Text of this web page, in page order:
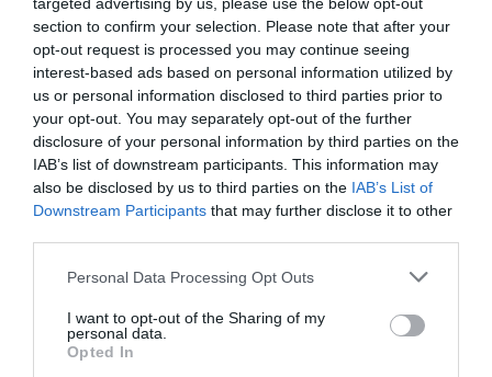
section to confirm your selection. Please note that after your
opt-out request is processed you may continue seeing
interest-based ads based on personal information utilized by
us or personal information disclosed to third parties prior to
your opt-out. You may separately opt-out of the further
disclosure of your personal information by third parties on the
IAB’s list of downstream participants. This information may
also be disclosed by us to third parties on the IAB’s List of
Downstream Participants that may further disclose it to other
Please note that this website/app uses one or more Google
not limited to your visit or usage behaviour. You may click to
grant or deny consent to Google and its third-party tags to
use your data for below specified purposes in below Google
Personal Data Processing Opt Outs
I want to opt-out of the Sharing of my
personal data.
Opted In